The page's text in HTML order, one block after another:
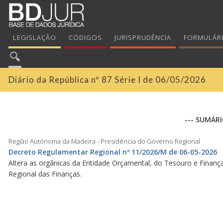
LEGISLAÇÃO CÓDIGOS JURISPRUDÊNCIA
Diário da República nº 87 Série I de 06/05/2026
---
Região Autónoma da Madeira - Presidência do Governo Regional
Decreto Regulamentar Regional nº 11/2026/M de 06-05-2026
Altera as orgânicas da Entidade Orçamental, do Tesouro e
Regional das Finanças.